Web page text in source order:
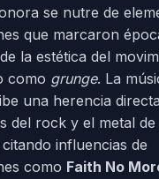
se nutre de
que marcaron
la estética del
como grunge. La
una herencia
del rock y el metal de
influencias de
como Faith No